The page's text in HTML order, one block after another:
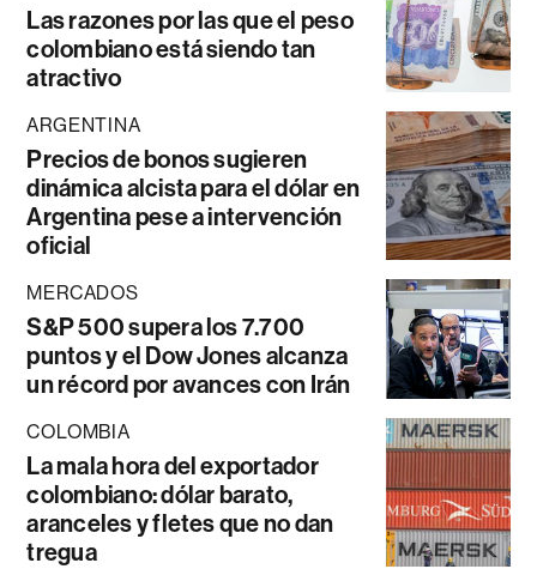
Las razones por las que el peso
colombiano está siendo tan
atractivo
ARGENTINA
Precios de bonos sugieren
dinámica alcista para el dólar en
Argentina pese a intervención
oficial
MERCADOS
S&P 500 supera los 7.700
puntos y el Dow Jones alcanza
un récord por avances con Irán
COLOMBIA
La mala hora del exportador
colombiano: dólar barato,
aranceles y fletes que no dan
tregua